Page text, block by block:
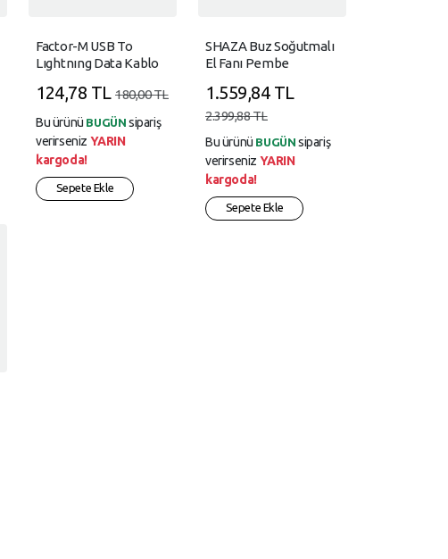
Factor-M USB To
Lıghtnıng Data Kablo
124,78 TL 180,00 TL
Bu ürünü BUGÜN sipariş
verirseniz YARIN
kargoda!
Sepete Ekle
SHAZA Buz Soğutmalı
El Fanı Pembe
1.559,84 TL
2.399,88 TL
Bu ürünü BUGÜN sipariş
verirseniz YARIN
kargoda!
Sepete Ekle